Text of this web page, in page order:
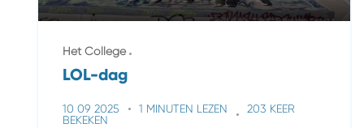
Het College
LOL-dag
10 09 2025 1 MINUTEN LEZEN
203 KEER
BEKEKEN